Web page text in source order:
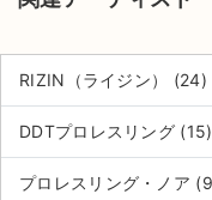
サイト情報
チケットジャム運営会社
RIZIN（ライジン） (24)
DDTプロレスリング (15)
プロレスリング・ノア